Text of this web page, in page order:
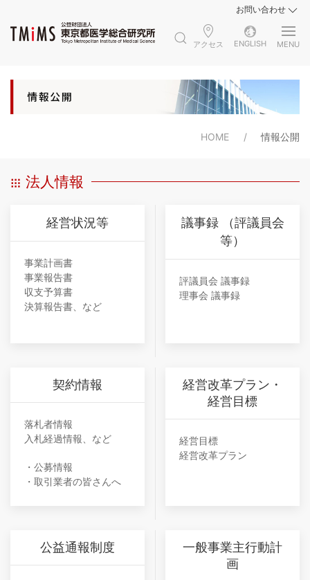
お問い合わせ
アクセス ENGLISH MENU
HOME 情報公開
法人情報
経営状況等
事業計画書
事業報告書
収支予算書
決算報告書、など
議事録 （評議員会
等）
評議員会 議事録
理事会 議事録
契約情報
落札者情報
入札経過情報、など
・公募情報
・取引業者の皆さんへ
経営改革プラン・
経営目標
経営目標
経営改革プラン
公益通報制度
一般事業主行動計
画